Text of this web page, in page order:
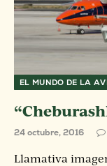
EL MUNDO DE LA
24 octubre, 2016
Llamativa